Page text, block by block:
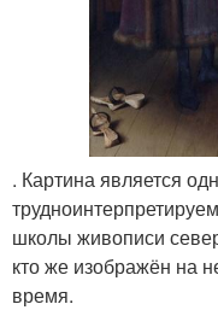
. Картина является
школы живописи
кто же изображён на
время.